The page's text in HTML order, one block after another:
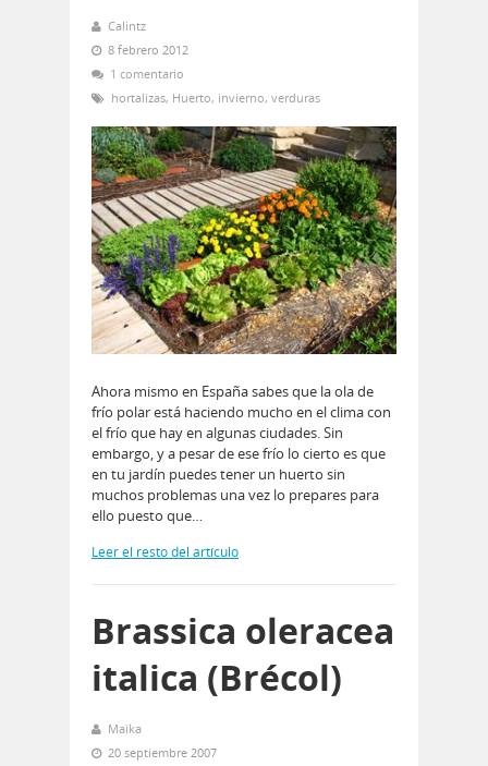
Calintz
8 febrero 2012
1 comentario
hortalizas, Huerto, invierno, verduras
Ahora mismo en España sabes que la ola de
frío polar está haciendo mucho en el clima con
el frío que hay en algunas ciudades. Sin
embargo, y a pesar de ese frío lo cierto es que
en tu jardín puedes tener un huerto sin
muchos problemas una vez lo prepares para
ello puesto que…
Leer el resto del artículo
Brassica oleracea
italica (Brécol)
Maika
20 septiembre 2007